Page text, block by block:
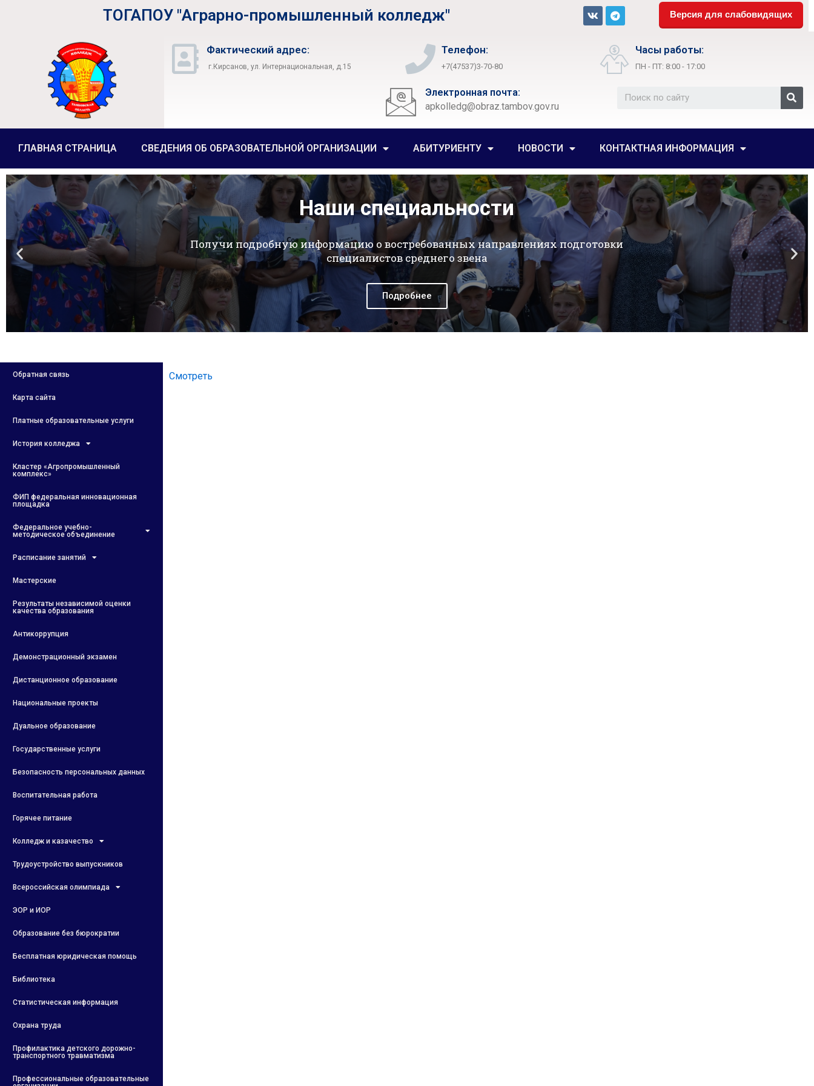
ТОГАПОУ "Аграрно-промышленный колледж" Версия для слабовидящих
Фактический адрес:
г.Кирсанов, ул. Интернациональная, д.15
Телефон:
+7(47537)3-70-80
Часы работы:
ПН - ПТ: 8:00 - 17:00
Электронная почта:
apkolledg@obraz.tambov.gov.ru
ГЛАВНАЯ СТРАНИЦА СВЕДЕНИЯ ОБ ОБРАЗОВАТЕЛЬНОЙ ОРГАНИЗАЦИИ АБИТУРИЕНТУ НОВОСТИ КОНТАКТНАЯ ИНФОРМАЦИЯ
Наши специальности
Получи подробную информацию о востребованных направлениях подготовки
специалистов среднего звена
Подробнее
Обратная связь
Карта сайта
Платные образовательные услуги
История колледжа
Кластер «Агропромышленный
комплекс»
ФИП федеральная инновационная
площадка
Федеральное учебно-
методическое объединение
Расписание занятий
Мастерские
Результаты независимой оценки
качества образования
Антикоррупция
Демонстрационный экзамен
Дистанционное образование
Национальные проекты
Дуальное образование
Государственные услуги
Безопасность персональных данных
Воспитательная работа
Горячее питание
Колледж и казачество
Трудоустройство выпускников
Всероссийская олимпиада
ЭОР и ИОР
Образование без бюрократии
Бесплатная юридическая помощь
Библиотека
Статистическая информация
Охрана труда
Профилактика детского дорожно-
транспортного травматизма
Профессиональные образовательные
Смотреть